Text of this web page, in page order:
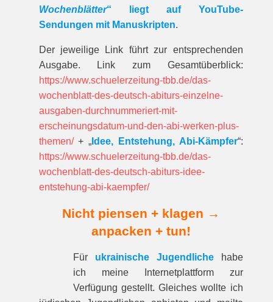
Wochenblätter“ liegt auf YouTube-
Sendungen mit Manuskripten.
Der jeweilige Link führt zur entspre­chenden
Ausgabe. Link zum Gesamt­über­blick:
https://www.schuelerzeitung-tbb.de/das-
wochenblatt-des-deutsch-abiturs-einzelne-
ausgaben-durchnummeriert-mit-
erscheinungsdatum-und-den-abi-werken-plus-
themen/+ „ Idee, Entstehung, Abi-Kämpfer“:
https://www.schuelerzeitung-tbb.de/das-
wochenblatt-des-deutsch-abiturs-idee-
entstehung-abi-kaempfer/
Nicht piensen + klagen →
anpacken + tun!
Für ukrainische Jugendlichehabe
ich meine Internetplattform zur
Verfügung gestellt. Gleiches wollte ich